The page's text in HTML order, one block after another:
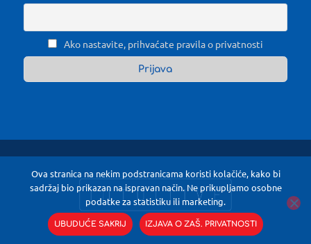
Ako nastavite, prihvaćate pravila o privatnosti
Ova stranica na nekim podstranicama koristi kolačiće, kako bi
sadržaj bio prikazan na ispravan način. Ne prikupljamo osobne
podatke za statistiku ili marketing.
UBUDUĆE SAKRIJ IZJAVA O ZAŠ. PRIVATNOSTI